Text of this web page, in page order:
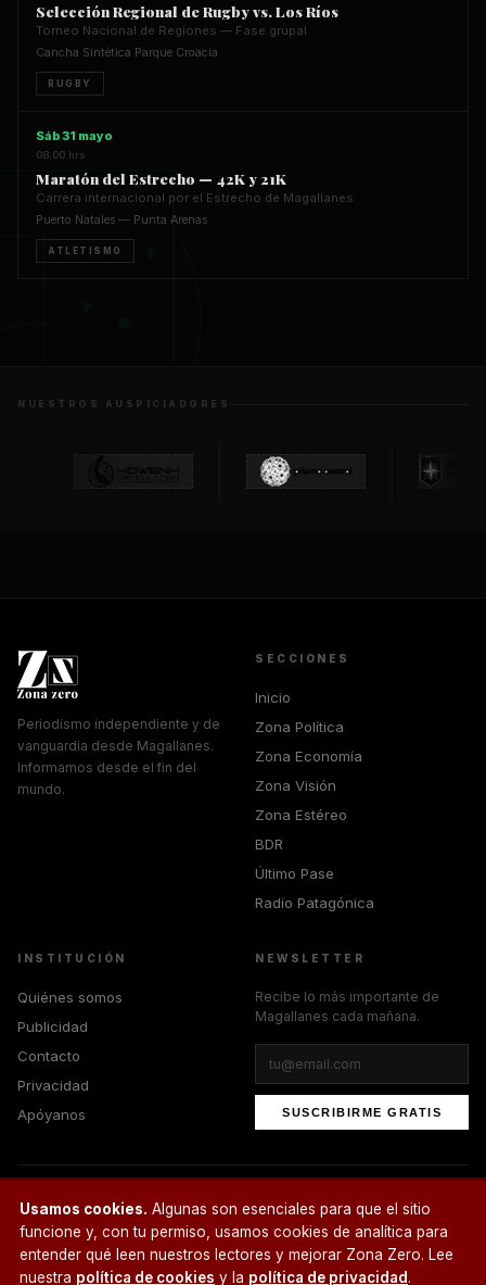
Selección Regional de Rugby vs. Los Ríos
Torneo Nacional de Regiones — Fase grupal
Cancha Sintética Parque Croacia
RUGBY
Sáb 31 mayo
08:00 hrs
Maratón del Estrecho — 42K y 21K
Carrera internacional por el Estrecho de Magallanes
Puerto Natales — Punta Arenas
ATLETISMO
NUESTROS AUSPICIADORES
Periodismo independiente y de
vanguardia desde Magallanes.
Informamos desde el fin del
mundo.
SECCIONES
Inicio
Zona Política
Zona Economía
Zona Visión
Zona Estéreo
BDR
Último Pase
Radio Patagónica
INSTITUCIÓN
Quiénes somos
Publicidad
Contacto
Privacidad
Apóyanos
NEWSLETTER
Recibe lo más importante de
Magallanes cada mañana.
SUSCRIBIRME GRATIS
© 2026 Zona Zero Media. Todos los derechos reservados.
Usamos cookies. Algunas son esenciales para que el sitio
funcione y, con tu permiso, usamos cookies de analítica para
entender qué leen nuestros lectores y mejorar Zona Zero. Lee
nuestra política de cookies y la política de privacidad.
¿Un café?